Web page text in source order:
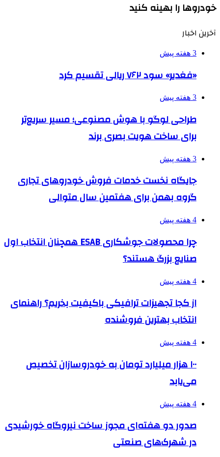
خودروها را بهینه کنید
آخرین اخبار
3 هفته پیش
«فغدیر» سود ۷۶۲ ریالی تقسیم کرد
3 هفته پیش
طراحی لوگو با هوش مصنوعی؛ مسیر سریع‌تر
برای ساخت هویت بصری برند
3 هفته پیش
جایگاه نخست خدمات فروش خودروهای تجاری
گروه بهمن برای هفتمین سال متوالی
4 هفته پیش
چرا محصولات جوشکاری ESAB همچنان انتخاب اول
صنایع بزرگ هستند؟
4 هفته پیش
از کجا تجهیزات ترافیکی باکیفیت بخریم؟ راهنمای
انتخاب بهترین فروشنده
4 هفته پیش
۱۰۰ هزار میلیارد تومان به خودروسازان تخصیص
می‌یابد
4 هفته پیش
صدور دو هفته‌ای مجوز ساخت نیروگاه خورشیدی
در شهرک‌های صنعتی